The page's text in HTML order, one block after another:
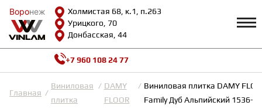
Воронеж
Холмистая 68, к.1, п.263
Урицкого, 70
Донбасская, 44
Воронеж
КАТАЛОГ Профиль
+7 960 108 24 77
Главная
Виниловая
плитка
DAMY
FLOOR
Виниловая плитка DAMY
Family Дуб Альпийский 1536-2